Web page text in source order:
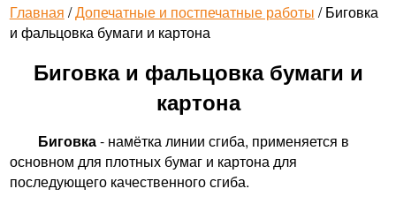
Главная /Допечатные и постпечатные работы / Биговка
и фальцовка бумаги и картона
Биговка и фальцовка бумаги и
картона
Биговка- намётка линии сгиба, применяется в
основном для плотных бумаг и картона для
последующего качественного сгиба.